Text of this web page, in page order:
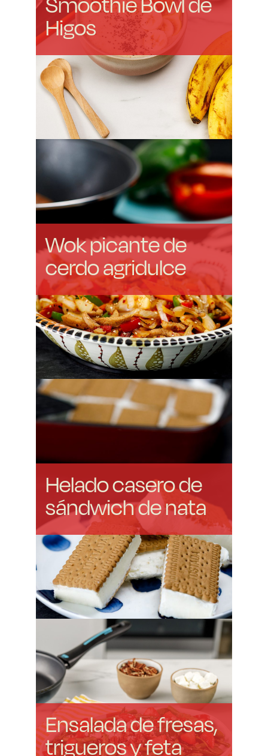
Higos
Wok picante de
cerdo agridulce
Helado casero de
sándwich de nata
Ensalada de fresas,
trigueros y feta